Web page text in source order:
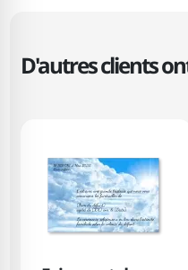
D'autres clients